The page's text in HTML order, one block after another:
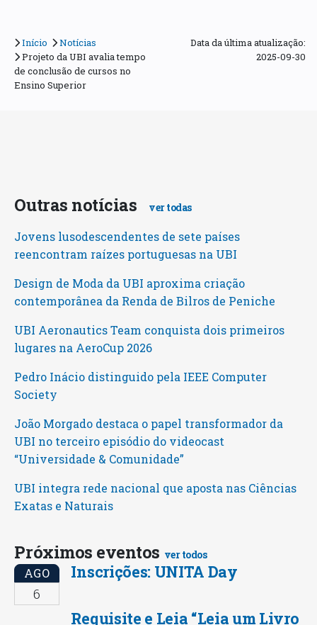
Início
Notícias
Projeto da UBI avalia tempo
de conclusão de cursos no
Ensino Superior
Data da última atualização:
2025-09-30
Outras notícias ver todas
Jovens lusodescendentes de sete países
reencontram raízes portuguesas na UBI
Design de Moda da UBI aproxima criação
contemporânea da Renda de Bilros de Peniche
UBI Aeronautics Team conquista dois primeiros
lugares na AeroCup 2026
Pedro Inácio distinguido pela IEEE Computer
Society
João Morgado destaca o papel transformador da
UBI no terceiro episódio do videocast
“Universidade & Comunidade”
UBI integra rede nacional que aposta nas Ciências
Exatas e Naturais
Próximos eventos ver todos
AGO
6
Inscrições: UNITA Day
Requisite e Leia “Leia um Livro